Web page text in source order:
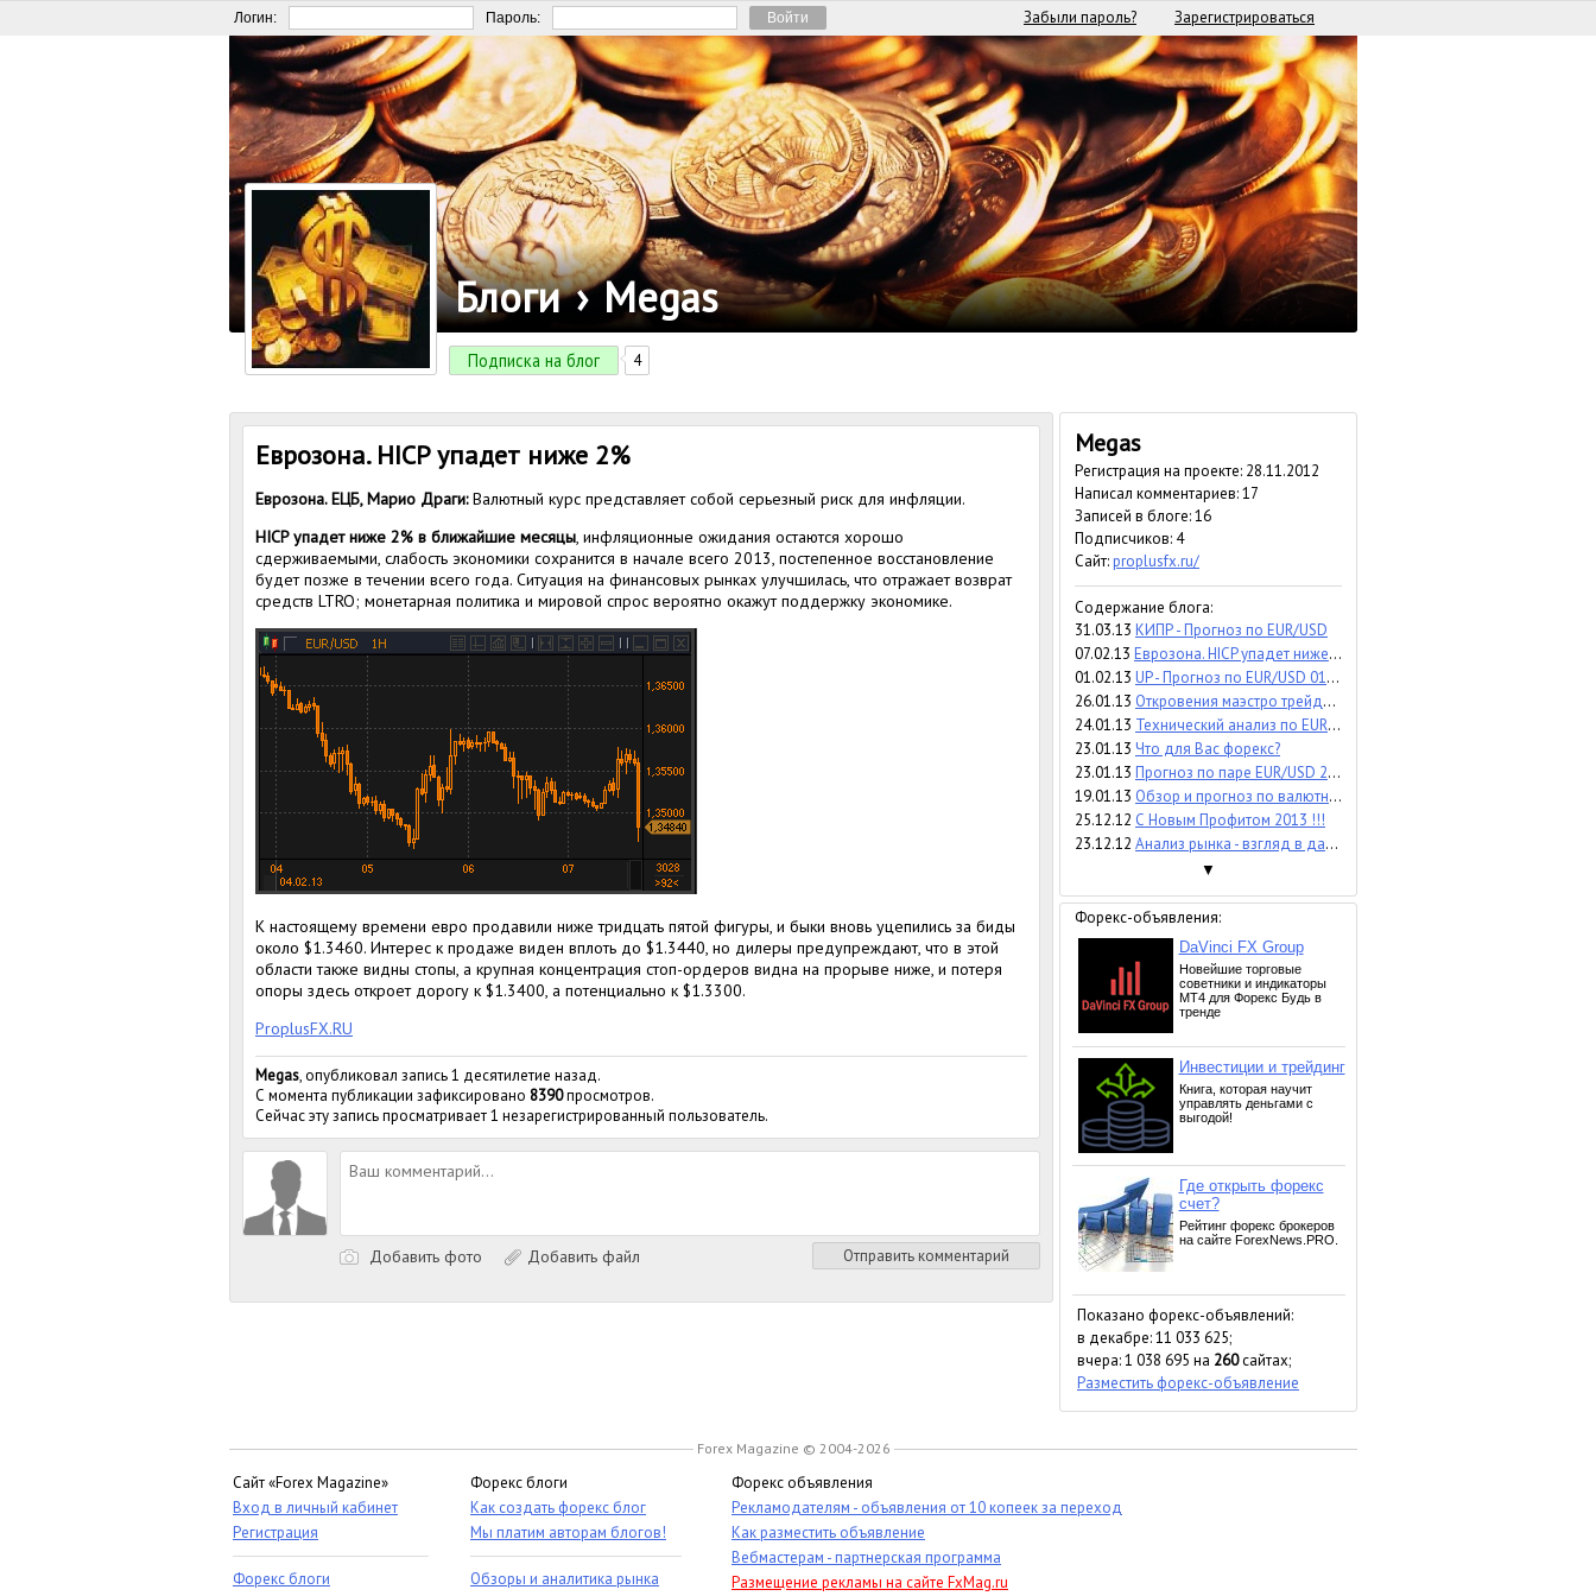
Логин: Пароль: Забыли пароль? Зарегистрироваться
Блоги › Megas
Подписка на блог 4
Еврозона. HICP упадет ниже 2%
Еврозона. ЕЦБ, Марио Драги:Валютный курс представляет собой серьезный риск для инфляции.
HICP упадет ниже 2% в ближайшие месяцы, инфляционные ожидания остаются хорошо
сдерживаемыми, слабость экономики сохранится в начале всего 2013, постепенное восстановление
будет позже в течении всего года. Ситуация на финансовых рынках улучшилась, что отражает возврат
средств LTRO; монетарная политика и мировой спрос вероятно окажут поддержку экономике.
К настоящему времени евро продавили ниже тридцать пятой фигуры, и быки вновь уцепились за биды
около $1.3460. Интерес к продаже виден вплоть до $1.3440, но дилеры предупреждают, что в этой
области также видны стопы, а крупная концентрация стоп-ордеров видна на прорыве ниже, и потеря
опоры здесь откроет дорогу к $1.3400, а потенциально к $1.3300.
ProplusFX.RU
Megas, опубликовал запись 1 десятилетие назад.
С момента публикации зафиксировано 8390просмотров.
Сейчас эту запись просматривает 1 незарегистрированный пользователь.
Добавить фото Добавить файл Отправить комментарий
Megas
Регистрация на проекте: 28.11.2012
Написал комментариев: 17
Записей в блоге: 16
Подписчиков: 4
Сайт:proplusfx.ru/
Содержание блога:
31.03.13 КИПР - Прогноз по EUR/USD
07.02.13 Еврозона. HICP упадет ниже 2%
01.02.13 UP - Прогноз по EUR/USD 01.02.2013
26.01.13 Откровения маэстро трейдинга. Выпуск 3.
24.01.13 Технический анализ по EUR/USD 24.01.2013
23.01.13 Что для Вас форекс?
23.01.13 Прогноз по паре EUR/USD 23.01.2013
19.01.13 Обзор и прогноз по валютной паре евро/доллар 19.01.2013
25.12.12 С Новым Профитом 2013 !!!
23.12.12 Анализ рынка - взгляд в далекое завтра!
▼
Форекс-объявления:
Показано форекс-объявлений:
в декабре: 11 033 625;
вчера: 1 038 695 на 260сайтах;
Разместить форекс-объявление
Forex Magazine © 2004-2026
Сайт «Forex Magazine»
Вход в личный кабинет
Регистрация
Форекс блоги
Форекс блоги
Как создать форекс блог
Мы платим авторам блогов!
Обзоры и аналитика рынка
Форекс объявления
Рекламодателям - объявления от 10 копеек за переход
Как разместить объявление
Вебмастерам - партнерская программа
Размещение рекламы на сайте FxMag.ru